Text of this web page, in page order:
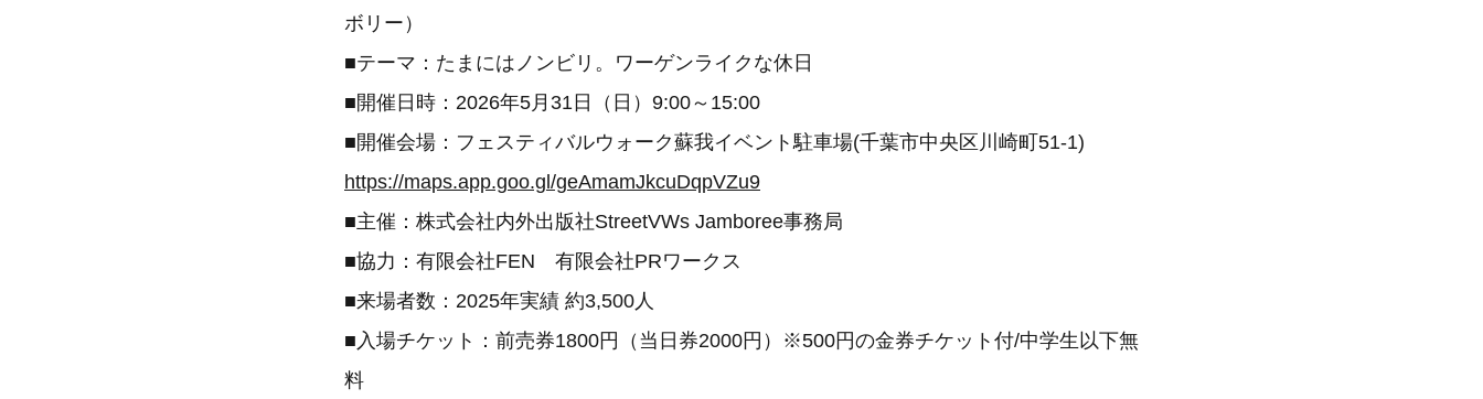
ボリー）
■テーマ：たまにはノンビリ。ワーゲンライクな休日
■開催日時：2026年5月31日（日）9:00～15:00
■開催会場：フェスティバルウォーク蘇我イベント駐車場(千葉市中央区川崎町51-1)
https://maps.app.goo.gl/geAmamJkcuDqpVZu9
■主催：株式会社内外出版社StreetVWs Jamboree事務局
■協力：有限会社FEN 有限会社PRワークス
■来場者数：2025年実績 約3,500人
■入場チケット：前売券1800円（当日券2000円）※500円の金券チケット付/中学生以下無
料